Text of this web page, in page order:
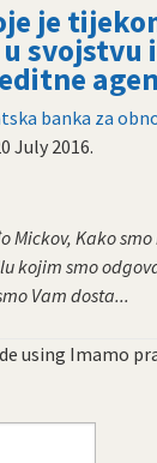
je
svojstvu
banka za
July 2016.
Mickov, Kako
kojim smo
Vam dosta...
using Imamo